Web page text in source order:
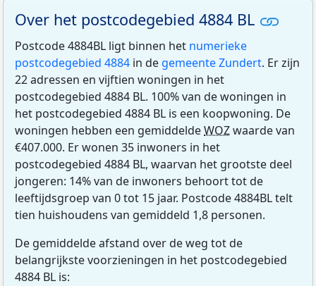
Over het postcodegebied 4884 BL
Postcode 4884BL ligt binnen het numerieke
postcodegebied 4884 in de gemeente Zundert. Er zijn
22 adressen en vijftien woningen in het
postcodegebied 4884 BL. 100% van de woningen in
het postcodegebied 4884 BL is een koopwoning. De
woningen hebben een gemiddeldeWOZwaarde van
€407.000. Er wonen 35 inwoners in het
postcodegebied 4884 BL, waarvan het grootste deel
jongeren: 14% van de inwoners behoort tot de
leeftijdsgroep van 0 tot 15 jaar. Postcode 4884BL telt
tien huishoudens van gemiddeld 1,8 personen.
De gemiddelde afstand over de weg tot de
belangrijkste voorzieningen in het postcodegebied
4884 BL is: